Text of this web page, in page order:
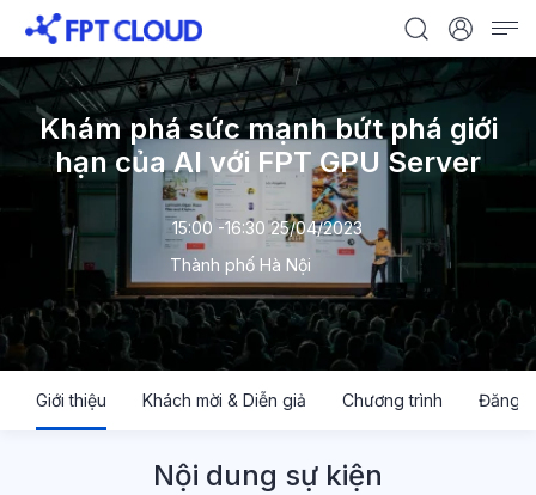
Khám phá sức mạnh bứt phá giới
hạn của AI với FPT GPU Server
15:00 -16:30 25/04/2023
Thành phố Hà Nội
Giới thiệu Khách mời & Diễn giả Chương trình Đăng
Nội dung sự kiện